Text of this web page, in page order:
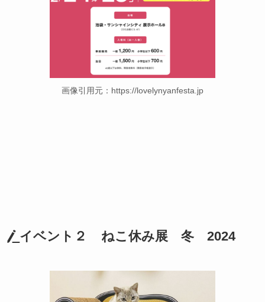
画像引用元：https://lovelynyanfesta.jp
イベント２ ねこ休み展 冬 2024